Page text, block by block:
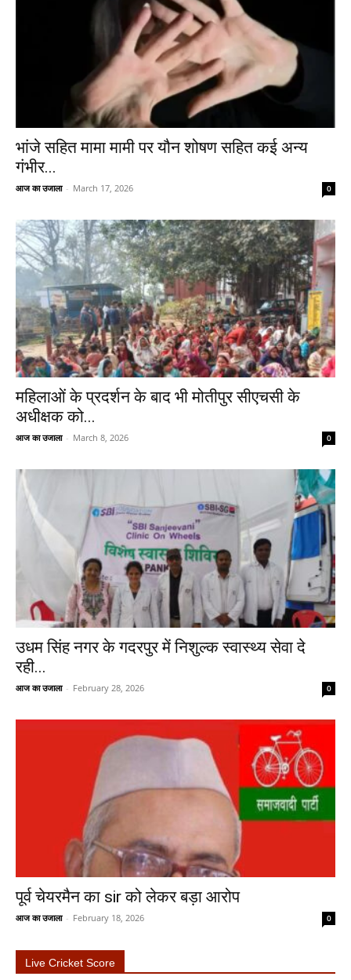
भांजे सहित मामा मामी पर यौन शोषण सहित कई अन्य
गंभीर...
आज का उजाला - March 17, 2026 0
महिलाओं के प्रदर्शन के बाद भी मोतीपुर सीएचसी के
अधीक्षक को...
आज का उजाला - March 8, 2026 0
उधम सिंह नगर के गदरपुर में निशुल्क स्वास्थ्य सेवा दे
रही...
आज का उजाला - February 28, 2026 0
पूर्व चेयरमैन का sir को लेकर बड़ा आरोप
आज का उजाला - February 18, 2026 0
Live Cricket Score